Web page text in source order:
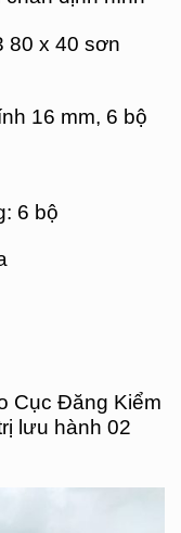
80 x 40 sơn
16 mm, 6 bộ
6 bộ
Cục Đăng Kiểm
lưu hành 02